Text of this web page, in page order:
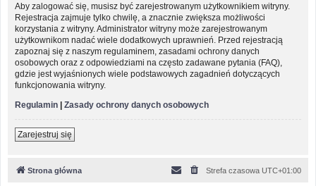
Aby zalogować się, musisz być zarejestrowanym użytkownikiem witryny.
Rejestracja zajmuje tylko chwilę, a znacznie zwiększa możliwości
korzystania z witryny. Administrator witryny może zarejestrowanym
użytkownikom nadać wiele dodatkowych uprawnień. Przed rejestracją
zapoznaj się z naszym regulaminem, zasadami ochrony danych
osobowych oraz z odpowiedziami na często zadawane pytania (FAQ),
gdzie jest wyjaśnionych wiele podstawowych zagadnień dotyczących
funkcjonowania witryny.
Regulamin | Zasady ochrony danych osobowych
Zarejestruj się
Strona główna Strefa czasowa UTC+01:00